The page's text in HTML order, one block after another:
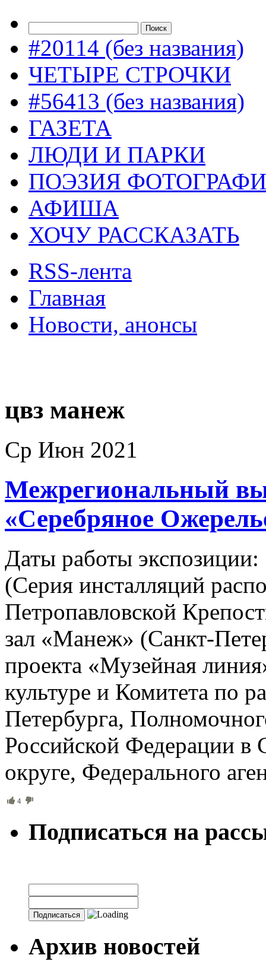
#20114 (без названия)
ЧЕТЫРЕ СТРОЧКИ
#56413 (без названия)
ГАЗЕТА
ЛЮДИ И ПАРКИ
ПОЭЗИЯ
АФИША
ХОЧУ РАССКАЗАТЬ
RSS-лента
Главная
Новости, анонсы
цвз манеж
Ср Июн 2021
Межрегиональный
«Серебряное
Даты работы
(Серия инсталляций
Петропавловской
зал «Манеж» (Санкт-
проекта «Музейная
культуре и Комитета по
Петербурга,
Российской Федерации в
округе, Федерального
4
Подписаться на
Архив новостей